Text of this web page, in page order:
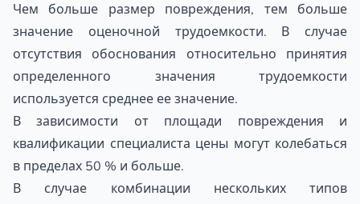
Чем больше размер повреждения, тем больше
значение оценочной трудоемкости. В случае
отсутствия обоснования относительно принятия
определенного значения трудоемкости
используется среднее ее значение.
В зависимости от площади повреждения и
квалификации специалиста цены могут колебаться
в пределах 50 % и больше.
В случае комбинации нескольких типов